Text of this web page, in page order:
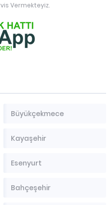
Vermekteyiz.
Büyükçekmece
Kayaşehir
Esenyurt
Bahçeşehir